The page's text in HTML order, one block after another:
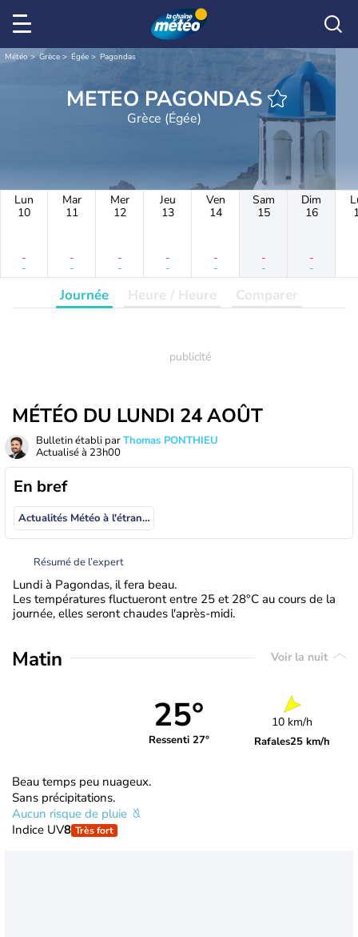
Météo Grèce Égée Pagondas
METEO PAGONDAS
Grèce (Égée)
Lun
10
-
-
Mar
11
-
-
Mer
12
-
-
Jeu
13
-
-
Ven
14
-
-
Sam
15
-
-
Dim
16
-
-
Journée Heure / Heure Comparer
MÉTÉO DU LUNDI 24 AOÛT
Bulletin établi parThomas PONTHIEU
Actualisé à 23h00
En bref
Actualités Météo à l'étranger
Résumé de l’expert
Lundi à Pagondas, il fera beau.
Les températures fluctueront entre 25 et 28°C au cours de la
journée, elles seront chaudes l'après-midi.
Matin Voir la nuit
25°
Ressenti 27°
10 km/h
Rafales25 km/h
Beau temps peu nuageux.
Sans précipitations.
Aucun risque de pluie
Indice UV8 Très fort